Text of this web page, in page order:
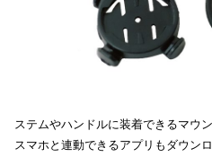
ステムやハンドルに装着できるマウ
スマホと連動できるアプリもダウン